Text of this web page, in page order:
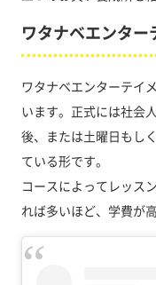
ワタナベエンター
ワタナベエンターテイ
います。正式には社会
後、または土曜日もし
ている形です。
コースによってレッス
れば多いほど、学費が